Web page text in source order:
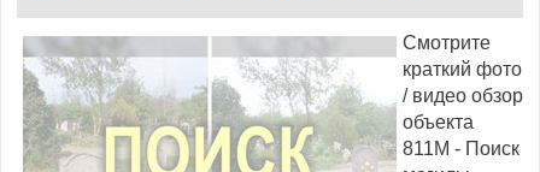
Смотрите
краткий фото
/ видео обзор
объекта
811M - Поиск